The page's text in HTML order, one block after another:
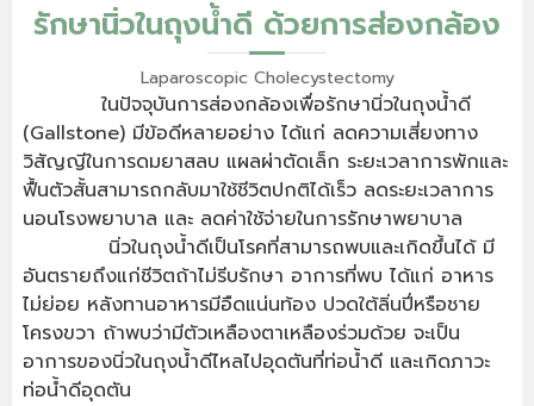
รักษานิ่วในถุงน้ำดี ด้วยการส่องกล้อง
Laparoscopic Cholecystectomy
ในปัจจุบันการส่องกล้องเพื่อรักษานิ่วในถุงน้ำดี
(Gallstone) มีข้อดีหลายอย่าง ได้แก่ ลดความเสี่ยงทาง
วิสัญญีในการดมยาสลบ แผลผ่าตัดเล็ก ระยะเวลาการพักและ
ฟื้นตัวสั้นสามารถกลับมาใช้ชีวิตปกติได้เร็ว ลดระยะเวลาการ
นอนโรงพยาบาล และ ลดค่าใช้จ่ายในการรักษาพยาบาล
นิ่วในถุงน้ำดีเป็นโรคที่สามารถพบและเกิดขึ้นได้ มี
อันตรายถึงแก่ชีวิตถ้าไม่รีบรักษา อาการที่พบ ได้แก่ อาหาร
ไม่ย่อย หลังทานอาหารมีอืดแน่นท้อง ปวดใต้ลิ่นปี่หรือชาย
โครงขวา ถ้าพบว่ามีตัวเหลืองตาเหลืองร่วมด้วย จะเป็น
อาการของนิ่วในถุงน้ำดีไหลไปอุดตันที่ท่อน้ำดี และเกิดภาวะ
ท่อน้ำดีอุดตัน